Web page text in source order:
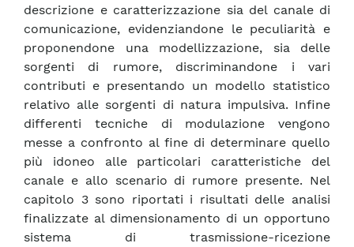
descrizione e caratterizzazione sia del canale di
comunicazione, evidenziandone le peculiarità e
proponendone una modellizzazione, sia delle
sorgenti di rumore, discriminandone i vari
contributi e presentando un modello statistico
relativo alle sorgenti di natura impulsiva. Infine
differenti tecniche di modulazione vengono
messe a confronto al fine di determinare quello
più idoneo alle particolari caratteristiche del
canale e allo scenario di rumore presente. Nel
capitolo 3 sono riportati i risultati delle analisi
finalizzate al dimensionamento di un opportuno
sistema di trasmissione-ricezione